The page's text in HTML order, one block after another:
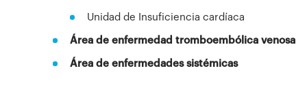
Unidad de Insuficiencia cardíaca
Área de enfermedad tromboembólica venosa
Área de enfermedades sistémicas